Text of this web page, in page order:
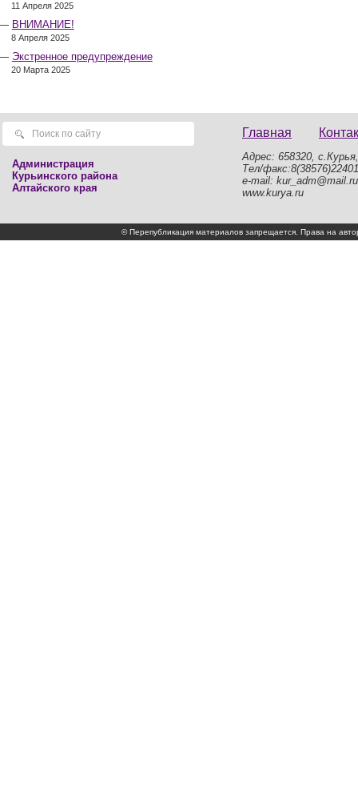
11 Апреля 2025
ВНИМАНИЕ!
8 Апреля 2025
Экстренное предупреждение
20 Марта 2025
Администрация
Курьинского района
Алтайского края
Главная
Адрес: 658320,
Тел/факс:8(38576)22401
e-mail: kur_adm@mail.ru
www.kurya.ru
© Перепубликация материалов запрещается. Права